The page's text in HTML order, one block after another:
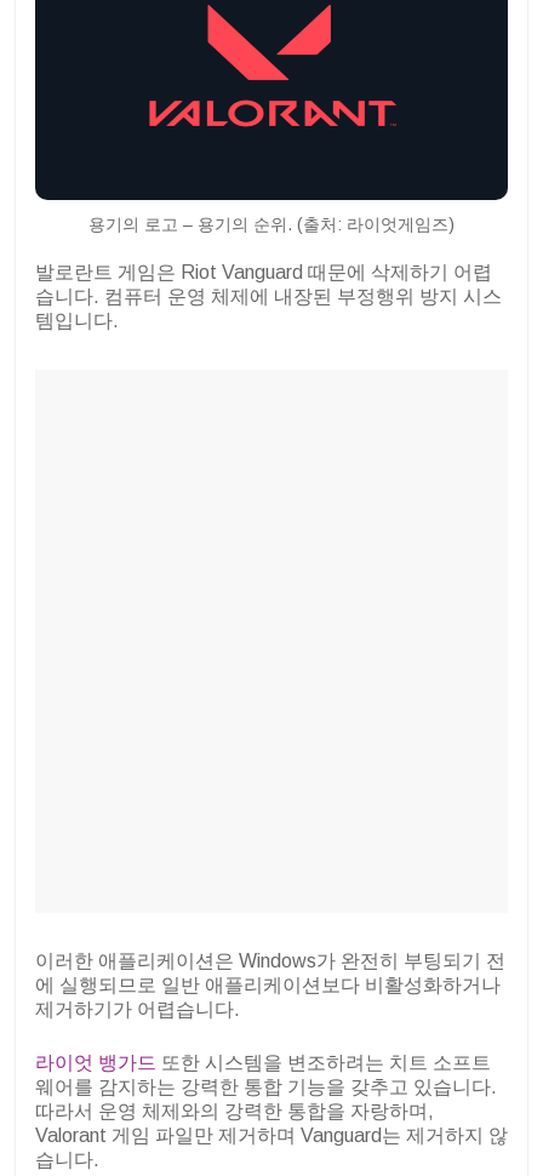
용기의 로고 – 용기의 순위. (출처: 라이엇게임즈)
발로란트 게임은 Riot Vanguard 때문에 삭제하기 어렵
습니다. 컴퓨터 운영 체제에 내장된 부정행위 방지 시스
템입니다.
이러한 애플리케이션은 Windows가 완전히 부팅되기 전
에 실행되므로 일반 애플리케이션보다 비활성화하거나
제거하기가 어렵습니다.
라이엇 뱅가드 또한 시스템을 변조하려는 치트 소프트
웨어를 감지하는 강력한 통합 기능을 갖추고 있습니다.
따라서 운영 체제와의 강력한 통합을 자랑하며,
Valorant 게임 파일만 제거하며 Vanguard는 제거하지 않
습니다.